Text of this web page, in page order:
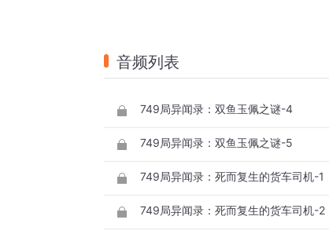
音频列表
749局异闻录：双鱼玉佩之谜-4
749局异闻录：双鱼玉佩之谜-5
749局异闻录：死而复生的货车司机-1
749局异闻录：死而复生的货车司机-2